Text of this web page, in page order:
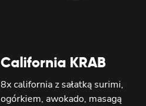
California KRAB
8x california z sałatką surimi,
ogórkiem, awokado, masagą